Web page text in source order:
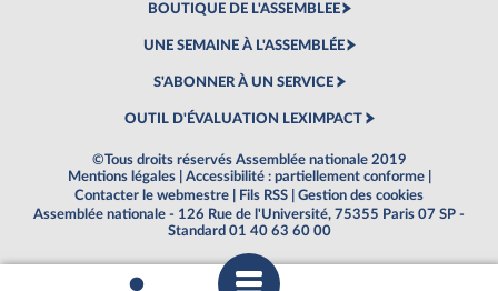
BOUTIQUE DE L'ASSEMBLEE
UNE SEMAINE À L'ASSEMBLÉE
S'ABONNER À UN SERVICE
OUTIL D'ÉVALUATION LEXIMPACT
©Tous droits réservés Assemblée nationale 2019
Mentions légales
Accessibilité : partiellement conforme
Contacter le webmestre
Fils RSS
Gestion des cookies
Assemblée nationale - 126 Rue de l'Université, 75355 Paris 07 SP -
Standard 01 40 63 60 00